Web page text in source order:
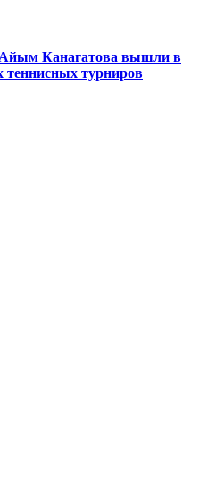
Канагатова вышли в
турниров